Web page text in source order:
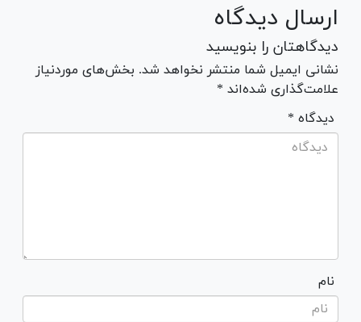
ارسال دیدگاه
دیدگاهتان را بنویسید
نشانی ایمیل شما منتشر نخواهد شد. بخش‌های موردنیاز
علامت‌گذاری شده‌اند *
* دیدگاه
نام